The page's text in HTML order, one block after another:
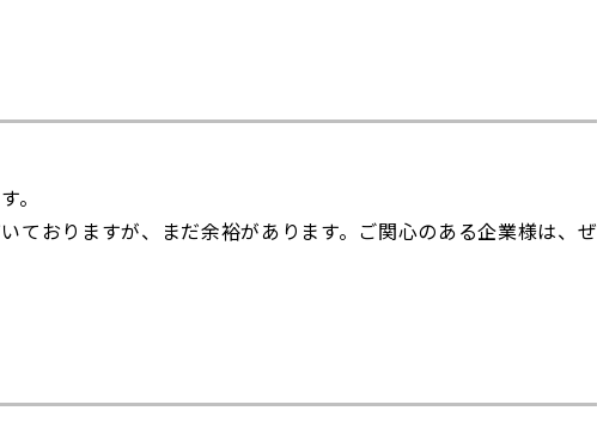
。
ておりますが、まだ余裕があります。ご関心のある企業様は、ぜ